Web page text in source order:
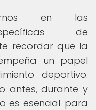
en las
de
recordar que la
un papel
deportivo.
antes, durante y
es esencial para